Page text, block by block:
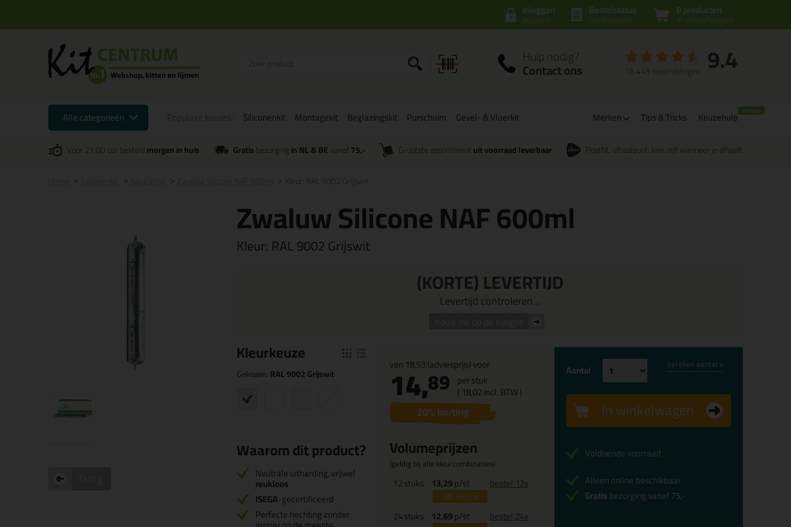
0 producten
in winkelwagen
Bestelstatus
controleren
Inloggen
account
Hulp nodig?
Contact ons 9.4
16.449 beoordelingen
Alle categorieën Siliconenkit Montagekit Beglazingskit Purschuim Gevel- & Vloerkit Merken Tips & Tricks Keuzehulp
Voor 21:00 uur besteldmorgen in huis Gratisbezorgingin NL & BEvanaf 75,- Grootste assortiment uit voorraad leverbaar PostNL afhaalpunt: kies zelf wanneer je afhaalt
Kleur: RAL 9002 Grijswit
Zwaluw Silicone NAF 600ml
Kleur: RAL 9002 Grijswit
(KORTE) LEVERTIJD
Levertijd controleren...
Kleurkeuze
Gekozen:RAL 9002 Grijswit
Waarom dit product?
Neutrale uitharding, vrijwel
reukloos
ISEGA-gecertificeerd
Perfecte hechting zonder
van 18,53(adviesprijs) voor
14,89 per stuk
( 18,02incl. BTW )
20% korting
Volumeprijzen
(geldig bij alle kleurcombinaties)
12stuks 13,29p/st
28%korting
bestel 12x
24stuks 12,69p/st bestel 24x
Aantal bereken aantal >
In winkelwagen
Voldoende voorraad
Alleen online beschikbaar
Gratisbezorging vanaf 75,-